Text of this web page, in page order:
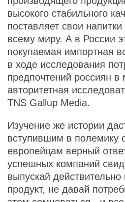
высокого стабильного
поставляет свои
всему миру. А в России
покупаемая импортная
в ходе исследования
предпочтений россиян в
авторитетная
TNS Gallup Media.
Изучение же истории
вступившим в полемику
европейцам верный
успешных компаний
выпускай действительно
продукт, не давай